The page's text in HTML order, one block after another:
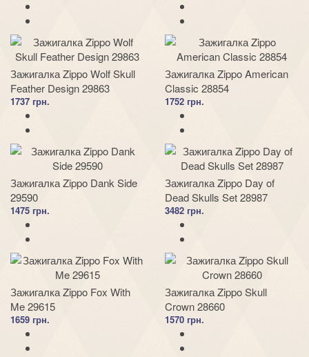
Зажигалка Zippo Wolf Skull
Feather Design 29863
1737 грн.
Зажигалка Zippo American
Classic 28854
1752 грн.
Зажигалка Zippo Dank Side
29590
1475 грн.
Зажигалка Zippo Day of
Dead Skulls Set 28987
3482 грн.
Зажигалка Zippo Fox With
Me 29615
1659 грн.
Зажигалка Zippo Skull
Crown 28660
1570 грн.